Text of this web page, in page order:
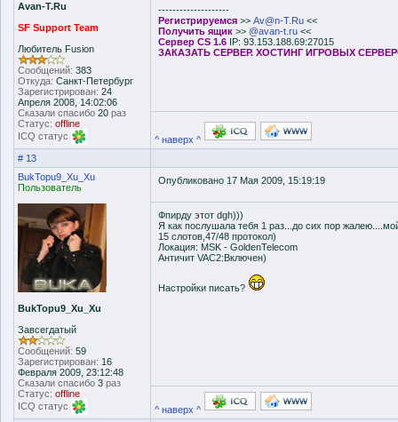
Avan-T.Ru
SF Support Team
Любитель Fusion
Сообщений: 383
Откуда: Санкт-Петербург
Зарегистрирован: 24
Апреля 2008, 14:02:06
Сказали спасибо 20 раз
Статус: offline
ICQ статус
--------------------
Регистрируемся >> Av@n-T.Ru <<
Получить ящик >> @avan-t.ru <<
Сервер CS 1.6 IP: 93.153.188.69:27015
ЗАКАЗАТЬ СЕРВЕР. ХОСТИНГ ИГРОВЫХ
^ наверх ^
# 13
BukTopu9_Xu_Xu
Пользователь
BukTopu9_Xu_Xu
Завсегдатый
Сообщений: 59
Зарегистрирован: 16
Февраля 2009, 23:12:48
Сказали спасибо 3 раз
Статус: offline
ICQ статус
Опубликовано 17 Мая 2009, 15:19:19
Фпирду этот dgh)))
Я как послушала тебя 1 раз...до сих пор
15 слотов,47/48 протокол)
Локация: MSK - GoldenTelecom
Античит VAC2:Включен)
Настройки писать?
^ наверх ^